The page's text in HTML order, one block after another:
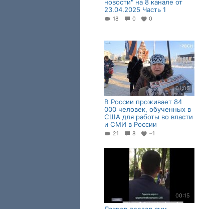
новости" на 8 канале от
23.04.2025 Часть 1
18 0 0
01:05
В России проживает 84
000 человек, обученных в
США для работы во власти
и СМИ в России
21 8 −1
00:15